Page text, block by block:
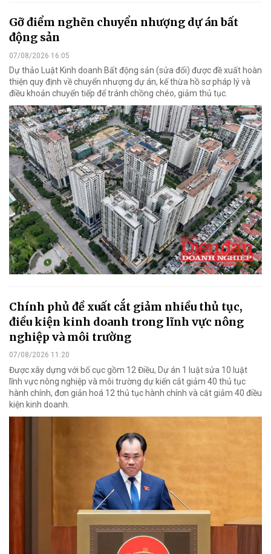
Gỡ điểm nghẽn chuyển nhượng dự án bất
động sản
07/08/2026 16:05
Dự thảo Luật Kinh doanh Bất động sản (sửa đổi) được đề xuất hoàn
thiện quy định về chuyển nhượng dự án, kế thừa hồ sơ pháp lý và
điều khoản chuyển tiếp để tránh chồng chéo, giảm thủ tục.
Chính phủ đề xuất cắt giảm nhiều thủ tục,
điều kiện kinh doanh trong lĩnh vực nông
nghiệp và môi trường
07/08/2026 11:20
Được xây dựng với bố cục gồm 12 Điều, Dự án 1 luật sửa 10 luật
lĩnh vực nông nghiệp và môi trường dự kiến cắt giảm 40 thủ tục
hành chính, đơn giản hoá 12 thủ tục hành chính và cắt giảm 40 điều
kiện kinh doanh.